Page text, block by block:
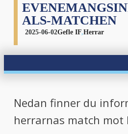
ALS-MATCHEN
2025-06-02Gefle IF,Herrar
Nedan finner du
herrarnas match mot